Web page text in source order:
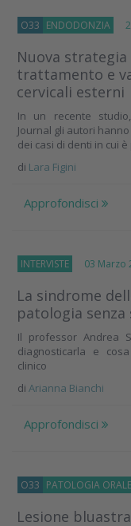
O33 ENDODONZIA
Nuova
trattamento e
cervicali esterni
In un recente studio,
Journal gli autori
dei casi di denti in cui
di Lara Figini
Approfondisci
INTERVISTE 03 Marzo
La sindrome
patologia
Il professor Andrea
diagnosticarla e
clinico
di Arianna Bianchi
Approfondisci
O33 PATOLOGIA ORALE
Lesione